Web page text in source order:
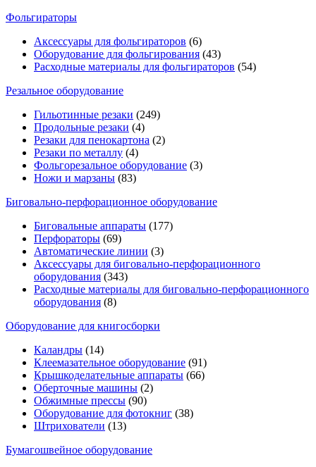
Фольгираторы
Аксессуары для фольгираторов (6)
Оборудование для фольгирования (43)
Расходные материалы для фольгираторов (54)
Резальное оборудование
Гильотинные резаки (249)
Продольные резаки (4)
Резаки для пенокартона (2)
Резаки по металлу (4)
Фольгорезальное оборудование (3)
Ножи и марзаны (83)
Биговально-перфорационное оборудование
Биговальные аппараты (177)
Перфораторы (69)
Автоматические линии (3)
Аксессуары для биговально-перфорационного
оборудования (343)
Расходные материалы для биговально-перфорационного
оборудования (8)
Оборудование для книгосборки
Каландры (14)
Клеемазательное оборудование (91)
Крышкоделательные аппараты (66)
Оберточные машины (2)
Обжимные прессы (90)
Оборудование для фотокниг (38)
Штрихователи (13)
Бумагошвейное оборудование